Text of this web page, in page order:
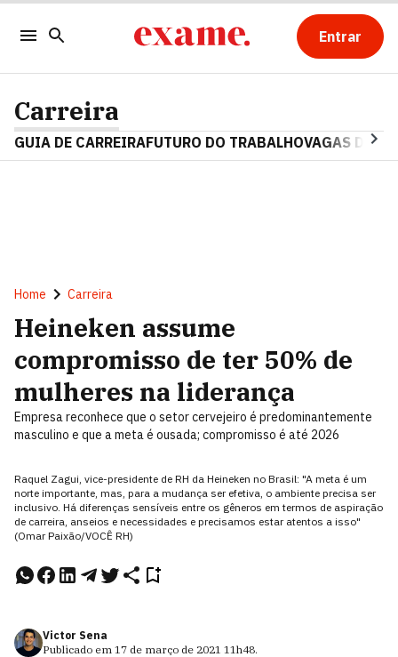
Entrar
Carreira
GUIA DE CARREIRAFUTURO DO TRABALHOVAGAS DE
Home Carreira
Heineken assume
compromisso de ter 50% de
mulheres na liderança
Empresa reconhece que o setor cervejeiro é predominantemente
masculino e que a meta é ousada; compromisso é até 2026
Raquel Zagui, vice-presidente de RH da Heineken no Brasil: "A meta é um
norte importante, mas, para a mudança ser efetiva, o ambiente precisa ser
inclusivo. Há diferenças sensíveis entre os gêneros em termos de aspiração
de carreira, anseios e necessidades e precisamos estar atentos a isso"
(Omar Paixão/VOCÊ RH)
Victor Sena
Publicado em 17 de março de 2021 11h48.